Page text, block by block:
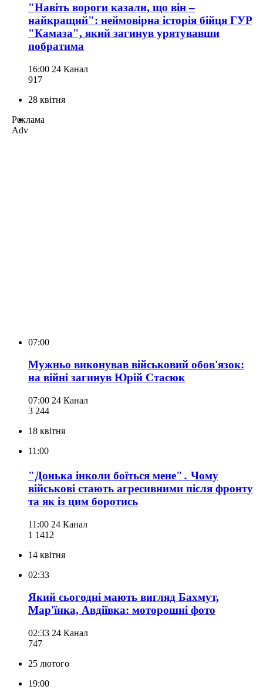
"Навіть вороги казали, що він –
найкращий": неймовірна історія бійця ГУР
"Камаза", який загинув урятувавши
побратима
16:00 24 Канал
917
28 квітня
Реклама
Adv
07:00
Мужньо виконував військовий обов'язок:
на війні загинув Юрій Стасюк
07:00 24 Канал
3 244
18 квітня
11:00
"Донька інколи боїться мене"․ Чому
військові стають агресивними після фронту
та як із цим боротись
11:00 24 Канал
1 141 2
14 квітня
02:33
Який сьогодні мають вигляд Бахмут,
Мар'їнка, Авдіївка: моторошні фото
02:33 24 Канал
747
25 лютого
19:00